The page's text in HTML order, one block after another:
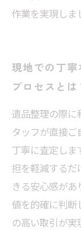
作業を実現しま
現地での丁
プロセスとは
遺品整理の際
タッフが直接
丁寧に査定しま
担を軽減する
きる安心感が
値を的確に判
の高い取引が